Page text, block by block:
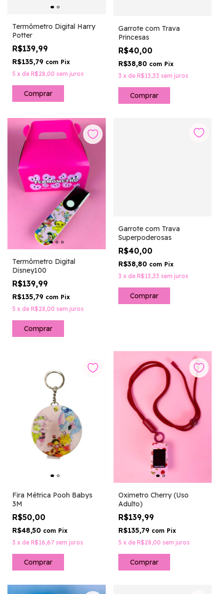
Termômetro Digital Harry
Potter
R$139,99
R$135,79 com Pix
5 x de R$28,00 sem juros
Garrote com Trava
Princesas
R$40,00
R$38,80 com Pix
3 x de R$13,33 sem juros
Termômetro Digital
Disney100
R$139,99
R$135,79 com Pix
5 x de R$28,00 sem juros
Garrote com Trava
Superpoderosas
R$40,00
R$38,80 com Pix
3 x de R$13,33 sem juros
Fira Métrica Pooh Babys
3M
R$50,00
R$48,50 com Pix
3 x de R$16,67 sem juros
Oximetro Cherry (Uso
Adulto)
R$139,99
R$135,79 com Pix
5 x de R$28,00 sem juros